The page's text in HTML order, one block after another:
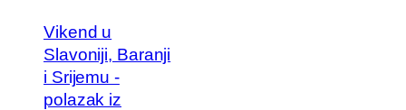
Vikend u
Slavoniji, Baranji
i Srijemu -
polazak iz